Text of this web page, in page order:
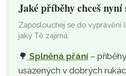
Jaké příběhy chceš nyní
Zaposlouchej se do vyprávění
jaký Tě zajímá:
🌳 Splněná přání–
usazených v dobrých